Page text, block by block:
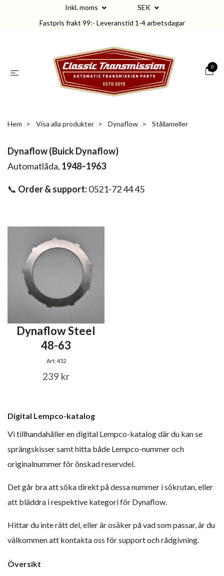
Inkl. moms
SEK
Fastpris frakt 99:- Leveranstid 1-4 arbetsdagar
0
Hem Visa alla produkter Dynaflow Stållameller
Dynaflow (Buick Dynaflow)
Automatlåda, 1948–1963
📞 Order & support:0521-72 44 45
Dynaflow Steel
48-63
Art: 452
239 kr
Digital Lempco-katalog
Vi tillhandahåller en digital Lempco-katalog där du kan se
sprängskisser samt hitta både Lempco-nummer och
originalnummer för önskad reservdel.
Det går bra att söka direkt på dessa nummer i sökrutan, eller
att bläddra i respektive kategori för Dynaflow.
Hittar du inte rätt del, eller är osäker på vad som passar, är du
välkommen att kontakta oss för support och rådgivning.
Översikt